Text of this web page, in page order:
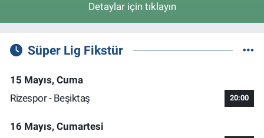
Detaylar için tıklayın
Süper Lig Fikstür
15 Mayıs, Cuma
Rizespor - Beşiktaş
20:00
16 Mayıs, Cumartesi